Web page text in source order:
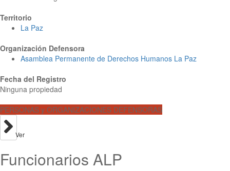
Territorio
La Paz
Organización Defensora
Asamblea Permanente de Derechos Humanos La Paz
Fecha del Registro
Ninguna propiedad
PERSONAS y ORGANIZACIONES DEFENSORAS
Ver
Funcionarios ALP